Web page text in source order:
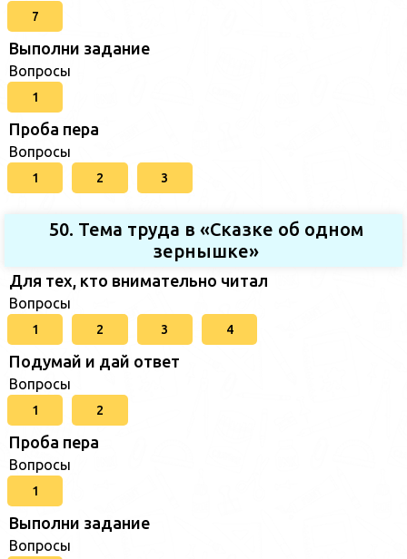
7
Выполни задание
Вопросы
1
Проба пера
Вопросы
1 2 3
50. Тема труда в «Сказке об одном
зернышке»
Для тех, кто внимательно читал
Вопросы
1 2 3 4
Подумай и дай ответ
Вопросы
1 2
Проба пера
Вопросы
1
Выполни задание
Вопросы